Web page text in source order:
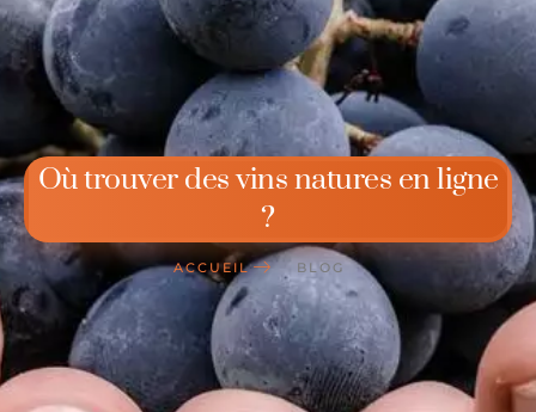
Où trouver des vins natures en ligne
?
ACCUEIL BLOG